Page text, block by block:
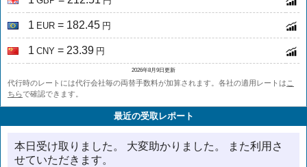
1 EUR = 182.45 円
1 CNY = 23.39 円
2026年8月9日更新
代行時のレートには代行会社毎の両替手数料が加算されます。各社の適用レートは こ
ちらで確認できます。
最近の受取レポート
本日受け取りました。 大変助かりました。 また利用さ
せていただきます。